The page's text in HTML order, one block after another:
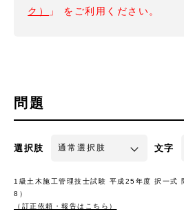
ク）
」 をご利用ください。
問題
選択肢 文字
1級土木施工管理技士試験 平成25年度 択一式
8）
（訂正依頼・報告はこちら）